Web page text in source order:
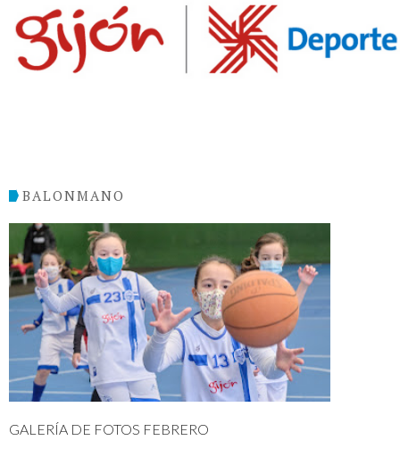
BALONMANO
GALERÍA DE FOTOS FEBRERO